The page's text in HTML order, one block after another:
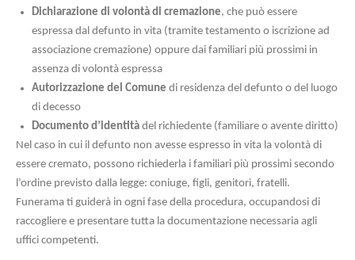
Dichiarazione di volontà di cremazione, che può essere
espressa dal defunto in vita (tramite testamento o iscrizione ad
associazione cremazione) oppure dai familiari più prossimi in
assenza di volontà espressa
Autorizzazione del Comune di residenza del defunto o del luogo
di decesso
Documento d’identità del richiedente (familiare o avente diritto)
Nel caso in cui il defunto non avesse espresso in vita la volontà di
essere cremato, possono richiederla i familiari più prossimi secondo
l’ordine previsto dalla legge: coniuge, figli, genitori, fratelli.
Funerama ti guiderà in ogni fase della procedura, occupandosi di
raccogliere e presentare tutta la documentazione necessaria agli
uffici competenti.